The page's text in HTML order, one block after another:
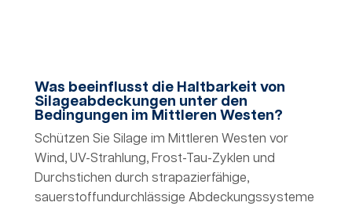
Was beeinflusst die Haltbarkeit von
Silageabdeckungen unter den
Bedingungen im Mittleren Westen?
Schützen Sie Silage im Mittleren Westen vor
Wind, UV-Strahlung, Frost-Tau-Zyklen und
Durchstichen durch strapazierfähige,
sauerstoffundurchlässige Abdeckungssysteme